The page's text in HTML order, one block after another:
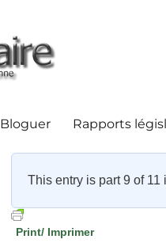
Bloguer Rapports
This entry is part 9 of 11
Print/ Imprimer